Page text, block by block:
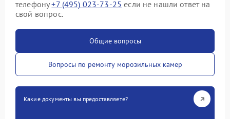
телефону+7 (495) 023-73-25 если не нашли ответ на
свой вопрос.
Общие вопросы
Вопросы по ремонту морозильных камер
Какие документы вы предоставляете?